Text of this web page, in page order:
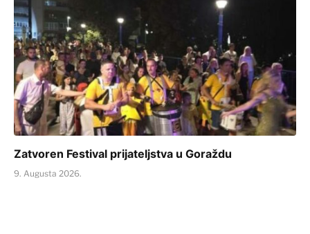
Zatvoren Festival prijateljstva u Goraždu
9. Augusta 2026.